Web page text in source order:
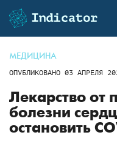
МЕДИЦИНА
ОПУБЛИКОВАНО 03 АПРЕЛЯ
Лекарство от
болезни
остановить